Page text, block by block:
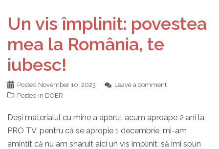
Un vis împlinit: povestea
mea la România, te
iubesc!
Posted November 10, 2023
Leave a comment
Posted in DOER
Deși materialul cu mine a apărut acum aproape 2 ani la
PRO TV, pentru că se apropie 1 decembrie, mi-am
amintit că nu am sharuit aici un vis împlinit: să îmi spun